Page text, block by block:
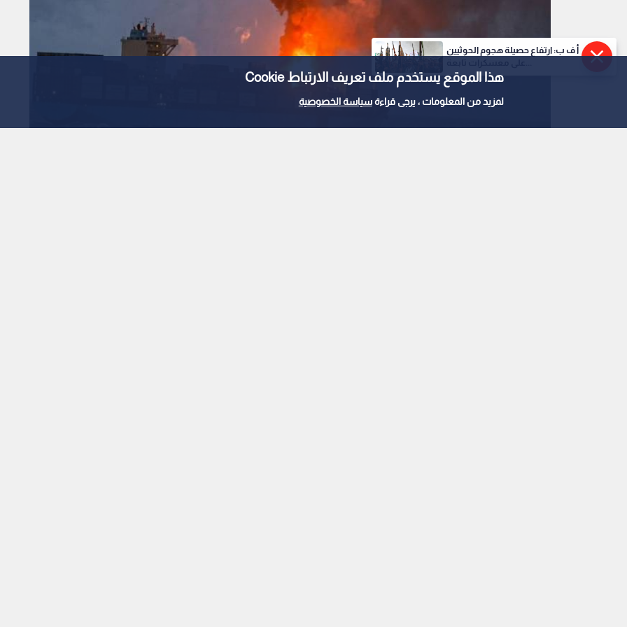
هذا الموقع يستخدم ملف تعريف الارتباط Cookie
لمزيد من المعلومات ، يرجى قراءةسياسة الخصوصية
أ ف ب: ارتفاع حصيلة هجوم الحوثيين